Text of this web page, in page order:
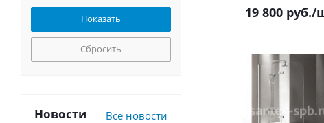
19 800 руб./
Сбросить
Новости Все новости